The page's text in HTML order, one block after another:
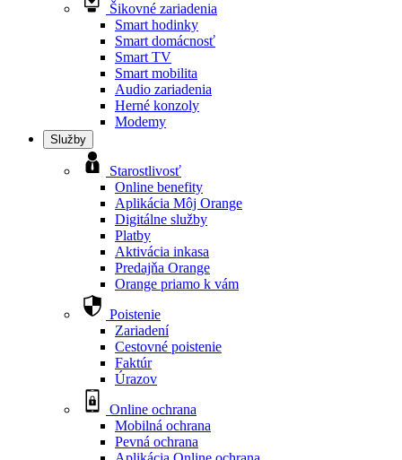
Šikovné zariadenia
Smart hodinky
Smart domácnosť
Smart TV
Smart mobilita
Audio zariadenia
Herné konzoly
Modemy
Služby
Starostlivosť
Online benefity
Aplikácia Môj Orange
Digitálne služby
Platby
Aktivácia inkasa
Predajňa Orange
Orange priamo k vám
Poistenie
Zariadení
Cestovné poistenie
Faktúr
Úrazov
Online ochrana
Mobilná ochrana
Pevná ochrana